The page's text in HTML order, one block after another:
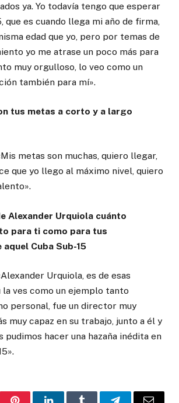
ya. Yo todavía tengo que esperar
que es cuando llega mi año de firma,
edad que yo, pero por temas de
yo me atrase un poco más para
muy orgulloso, lo veo como un
también para mí».
tus metas a corto y a largo
metas son muchas, quiero llegar,
que yo llego al máximo nivel, quiero
Alexander Urquiola cuánto
para ti como para tus
Cuba Sub-15
Urquiola, es de esas
la ves como un ejemplo tanto
personal, fue un director muy
muy capaz en su trabajo, junto a él y
pudimos hacer una hazaña inédita en